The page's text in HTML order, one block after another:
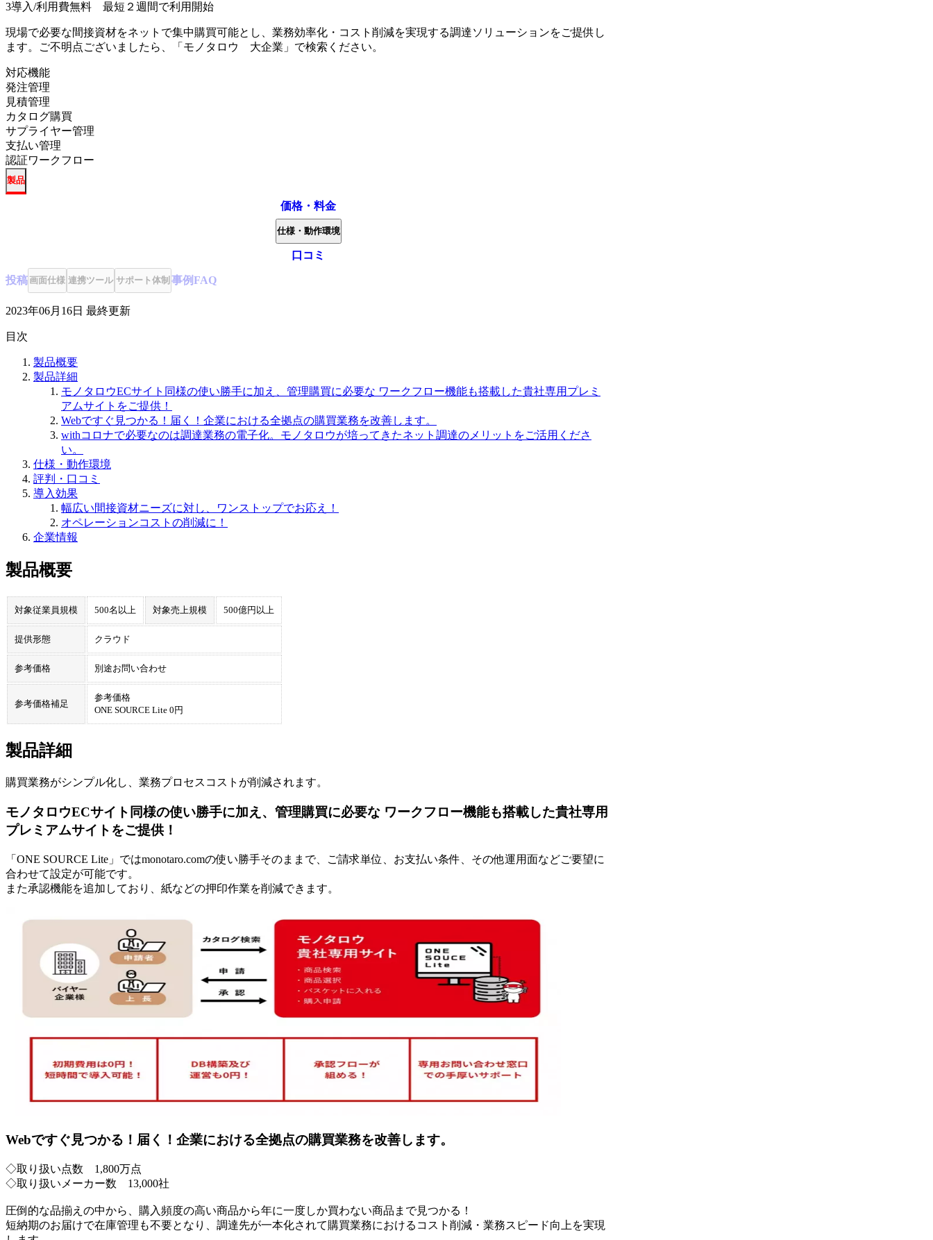
3導入/利用費無料 最短２週間で利用開始
現場で必要な間接資材をネットで集中購買可能とし、業務効率化・コスト削減を実現する調達ソリューションをご提供し
ます。ご不明点ございましたら、「モノタロウ 大企業」で検索ください。
対応機能
発注管理
見積管理
カタログ購買
サプライヤー管理
支払い管理
認証ワークフロー
製品
価格・料金
仕様・動作環境
口コミ
投稿画面仕様 連携ツール サポート体制 事例FAQ
2023年06月16日 最終更新
目次
製品概要
製品詳細
モノタロウECサイト同様の使い勝手に加え、管理購買に必要な ワークフロー機能も搭載した貴社専用プレミ
アムサイトをご提供！
Webですぐ見つかる！届く！企業における全拠点の購買業務を改善します。
withコロナで必要なのは調達業務の電子化。モノタロウが培ってきたネット調達のメリットをご活用くださ
い。
仕様・動作環境
評判・口コミ
導入効果
幅広い間接資材ニーズに対し、ワンストップでお応え！
オペレーションコストの削減に！
企業情報
製品概要
対象従業員規模 500名以上 対象売上規模 500億円以上
提供形態 クラウド
参考価格 別途お問い合わせ
参考価格補足
参考価格
ONE SOURCE Lite 0円
製品詳細
購買業務がシンプル化し、業務プロセスコストが削減されます。
モノタロウECサイト同様の使い勝手に加え、管理購買に必要な ワークフロー機能も搭載した貴社専用
プレミアムサイトをご提供！
「ONE SOURCE Lite」ではmonotaro.comの使い勝手そのままで、ご請求単位、お支払い条件、その他運用面などご要望に
合わせて設定が可能です。
また承認機能を追加しており、紙などの押印作業を削減できます。
Webですぐ見つかる！届く！企業における全拠点の購買業務を改善します。
◇取り扱い点数 1,800万点
◇取り扱いメーカー数 13,000社
圧倒的な品揃えの中から、購入頻度の高い商品から年に一度しか買わない商品まで見つかる！
短納期のお届けで在庫管理も不要となり、調達先が一本化されて購買業務におけるコスト削減・業務スピード向上を実現